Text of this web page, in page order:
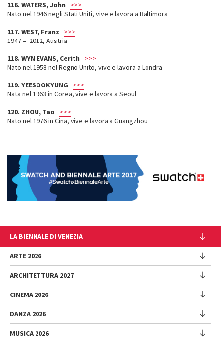
116. WATERS, John >>>
Nato nel 1946 negli Stati Uniti, vive e lavora a Baltimora
117. WEST, Franz >>>
1947 – 2012, Austria
118. WYN EVANS, Cerith >>>
Nato nel 1958 nel Regno Unito, vive e lavora a Londra
119. YEESOOKYUNG >>>
Nata nel 1963 in Corea, vive e lavora a Seoul
120. ZHOU, Tao >>>
Nato nel 1976 in Cina, vive e lavora a Guangzhou
LA BIENNALE DI VENEZIA
L'Istituzione
Cariche istituzionali
Storia
Luoghi
Sponsorship
Sostenibilità ambientale
ARTE 2026
Esposizione
Intervento di Pietrangelo Buttafuoco
Intervento di Koyo Kouoh / La squadra di Koyo Kouoh
ARCHITETTURA 2027
Mostra
Partecipazioni Nazionali (procedura)
Eventi Collaterali (procedura)
CINEMA 2026
Mostra
DANZA 2026
Festival
MUSICA 2026